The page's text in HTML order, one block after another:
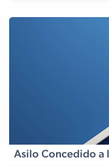
Asilo Concedido a